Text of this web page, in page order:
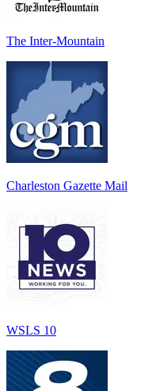
The Inter-Mountain
Charleston Gazette Mail
WSLS 10